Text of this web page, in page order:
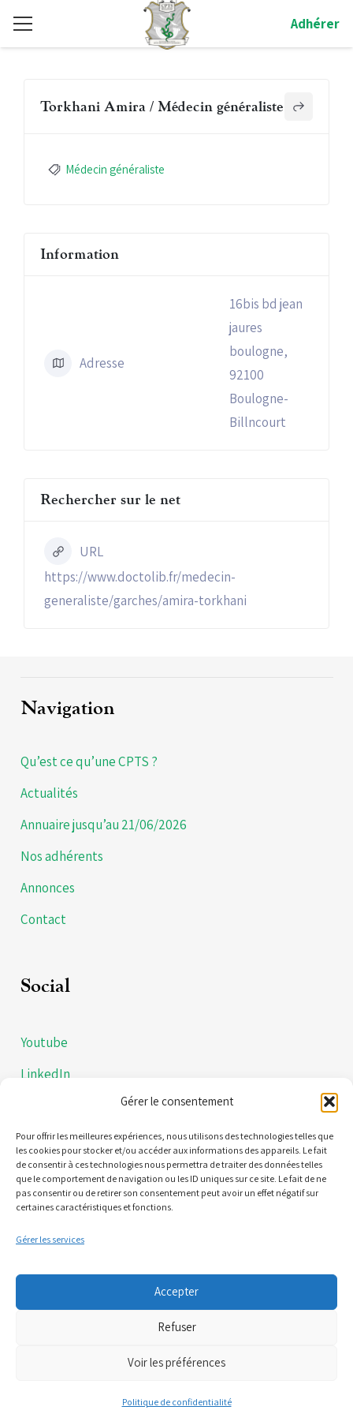
Gérer le consentement
Pour offrir les meilleures expériences, nous utilisons des technologies telles que
les cookies pour stocker et/ou accéder aux informations des appareils. Le fait
de consentir à ces technologies nous permettra de traiter des données telles
que le comportement de navigation ou les ID uniques sur ce site. Le fait de ne
pas consentir ou de retirer son consentement peut avoir un effet négatif sur
certaines caractéristiques et fonctions.
Gérer les services
Accepter
Refuser
Voir les préférences
Politique de confidentialité
Adhérer
Torkhani Amira / Médecin généraliste
Médecin généraliste
Information
Adresse
16bis bd jean
jaures
boulogne,
92100
Boulogne-
Billncourt
Rechercher sur le net
URL
https://www.doctolib.fr/medecin-
generaliste/garches/amira-torkhani
Navigation
Qu’est ce qu’une CPTS ?
Actualités
Annuaire jusqu’au 21/06/2026
Nos adhérents
Annonces
Contact
Social
Youtube
LinkedIn
Politiques de confidentialités
Mentions légales
(Nous ne sommes pas une plateforme de RDV)
cpts.boulognebillancourt@gmail.com